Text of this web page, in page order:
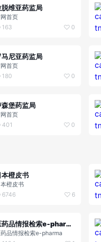
脱维亚药监局
首页
163
0
马尼亚药监局
首页
180
0
森堡药监局
首页
401
0
本橙皮书
本橙皮书
6746
6
医药品情报检索e-pharma
品情报检索e-pharma